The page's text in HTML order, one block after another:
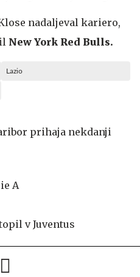
nadaljeval kariero,
New York Red Bulls.
Lazio
prihaja nekdanji
A
v Juventus